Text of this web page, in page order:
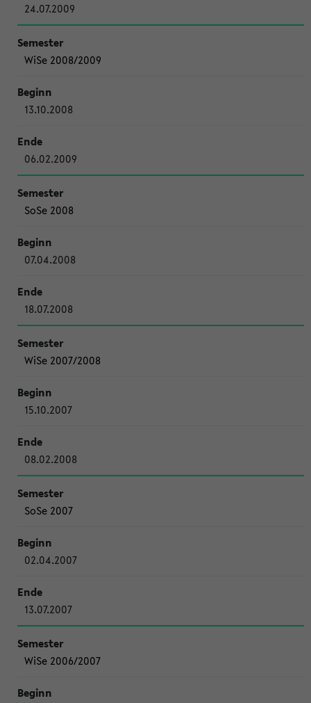
24.07.2009
WiSe 2008/2009
13.10.2008
06.02.2009
SoSe 2008
07.04.2008
18.07.2008
WiSe 2007/2008
15.10.2007
08.02.2008
SoSe 2007
02.04.2007
13.07.2007
WiSe 2006/2007